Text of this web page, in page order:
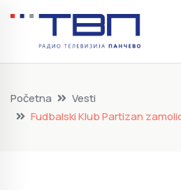
Početna
Vesti
Fudbalski Klub Partizan